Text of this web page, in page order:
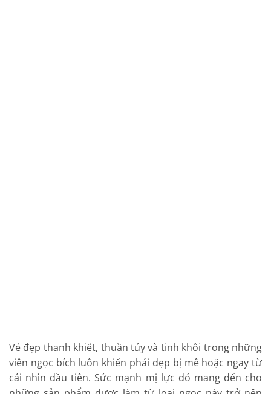
Vẻ đẹp thanh khiết, thuần túy và tinh khôi trong những
viên ngọc bích luôn khiến phái đẹp bị mê hoặc ngay từ
cái nhìn đầu tiên. Sức mạnh mị lực đó mang đến cho